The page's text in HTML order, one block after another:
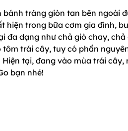
tráng giòn tan bên ngoài
trong bữa cơm gia đình,
đa dạng như chả giò chay,
trái cây, tuy có phần
tại, đang vào mùa trái cây,
bạn nhé!